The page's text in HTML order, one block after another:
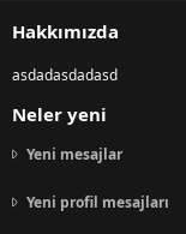
Hakkımızda
asdadasdadasd
Neler yeni
Yeni mesajlar
Yeni profil mesajları